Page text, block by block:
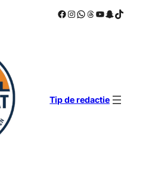
Facebook
Instagram
WhatsApp
Threads
YouTube
Snapchat
TikTok
Tip de redactie